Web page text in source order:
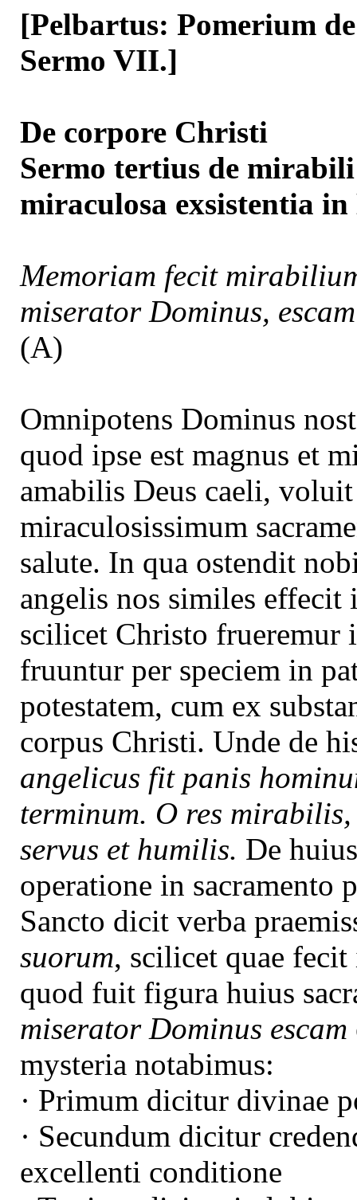
[Pelbartus: Pomerium
Sermo VII.]
De corpore Christi
Sermo tertius de
miraculosa exsistentia
Memoriam fecit
miserator Dominus,
(A)
Omnipotens Dominus
quod ipse est magnus et
amabilis Deus caeli,
miraculosissimum
salute. In qua ostendit
angelis nos similes effecit
scilicet Christo frueremur
fruuntur per speciem in
potestatem, cum ex
corpus Christi. Unde de
angelicus fit panis
terminum. O res
servus et humilis. De
operatione in sacramento
Sancto dicit verba
suorum, scilicet quae
quod fuit figura huius
miserator Dominus escam
mysteria notabimus:
· Primum dicitur divinae
· Secundum dicitur
excellenti conditione